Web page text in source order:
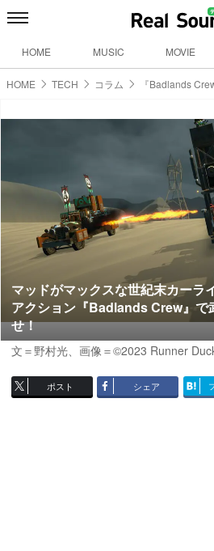
HOME MUSIC MOVIE
HOME TECH コラム 『Badlands
マッドがマックスな世紀末カー
アクション『Badlands Crew』で
せ！
文＝野村光、画像＝©2023 Runner
ポスト シェア